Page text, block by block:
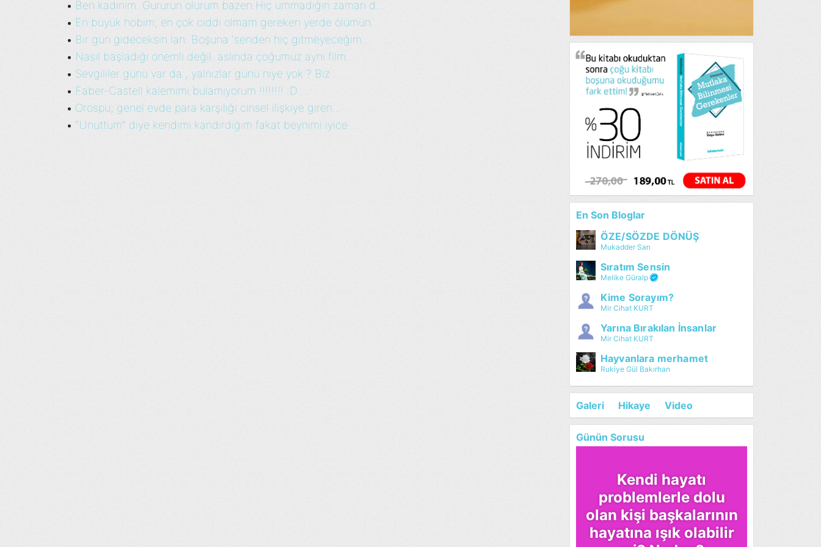
• Ben kadınım..Gururun olurum bazen.Hiç ummadığın zaman d...
• En büyük hobim; en çok ciddi olmam gereken yerde ölümün...
• Bir gün gideceksin lan. Boşuna 'senden hiç gitmeyeceğim...
• Nasıl başladığı önemli değil. aslında çoğumuz aynı film...
• Sevgililer günü var da , yalnızlar günü niye yok ? Biz ...
• Faber-Castell kalemimi bulamıyorum !!!!!!!! :D ...
• Orospu; genel evde para karşılığı cinsel ilişkiye giren...
• “Unuttum” diye kendimi kandırdığım fakat beynimi iyice ...
En Son Bloglar
ÖZE/SÖZDE DÖNÜŞ
Mukadder Sarı
Sıratım Sensin
Melike Güralp
Kime Sorayım?
Mir Cihat KURT
Yarına Bırakılan İnsanlar
Mir Cihat KURT
Hayvanlara merhamet
Rukiye Gül Bakırhan
Galeri Hikaye Video
Günün Sorusu
Kendi hayatı
problemlerle dolu
olan kişi başkalarının
hayatına ışık olabilir